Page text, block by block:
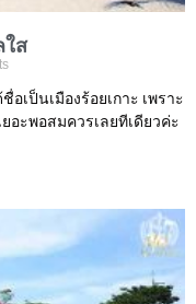
ใส
เป็นเมืองร้อยเกาะ เพราะ
อะพอสมควรเลยทีเดียวค่ะ